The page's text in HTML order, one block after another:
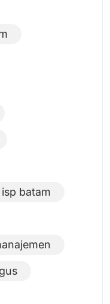
isp batam